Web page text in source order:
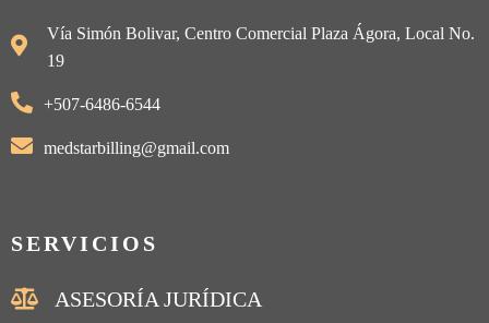
Vía Simón Bolivar, Centro Comercial Plaza Ágora, Local No.
19
+507-6486-6544
medstarbilling@gmail.com
SERVICIOS
ASESORÍA JURÍDICA